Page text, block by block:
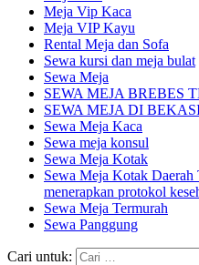
Meja Vip Kaca
Meja VIP Kayu
Rental Meja dan Sofa
Sewa kursi dan meja bulat
Sewa Meja
SEWA MEJA BREBES
SEWA MEJA DI
Sewa Meja Kaca
Sewa meja konsul
Sewa Meja Kotak
Sewa Meja Kotak Daerah
menerapkan protokol
Sewa Meja Termurah
Sewa Panggung
Cari untuk: